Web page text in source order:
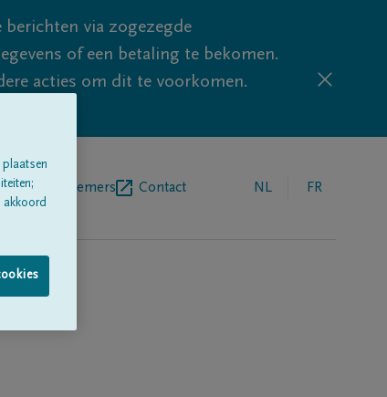
via zogezegde
of een betaling te bekomen.
acties om dit te voorkomen.
Contact NL FR
akkoord